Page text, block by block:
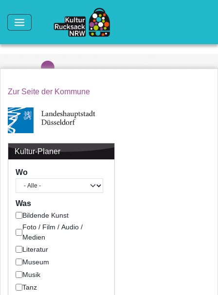
Zur Seite der Kommune
Kultur-Planer
Wo
Was
Bildende Kunst
Foto / Film / Audio /
Medien
Literatur
Museum
Musik
Tanz